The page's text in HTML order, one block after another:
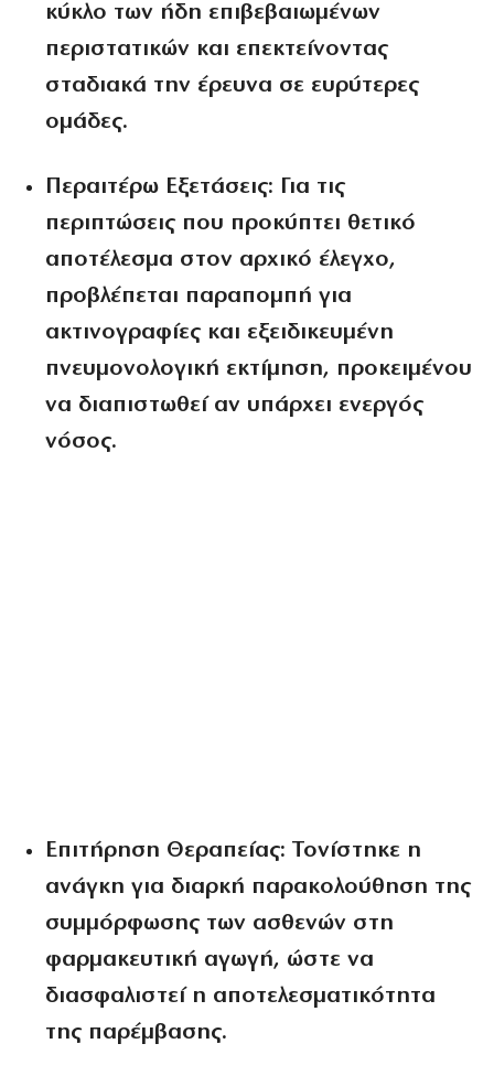
κύκλο των ήδη επιβεβαιωμένων
περιστατικών και επεκτείνοντας
σταδιακά την έρευνα σε ευρύτερες
ομάδες.
Περαιτέρω Εξετάσεις: Για τις
περιπτώσεις που προκύπτει θετικό
αποτέλεσμα στον αρχικό έλεγχο,
προβλέπεται παραπομπή για
ακτινογραφίες και εξειδικευμένη
πνευμονολογική εκτίμηση, προκειμένου
να διαπιστωθεί αν υπάρχει ενεργός
νόσος.
Επιτήρηση Θεραπείας: Τονίστηκε η
ανάγκη για διαρκή παρακολούθηση της
συμμόρφωσης των ασθενών στη
φαρμακευτική αγωγή, ώστε να
διασφαλιστεί η αποτελεσματικότητα
της παρέμβασης.